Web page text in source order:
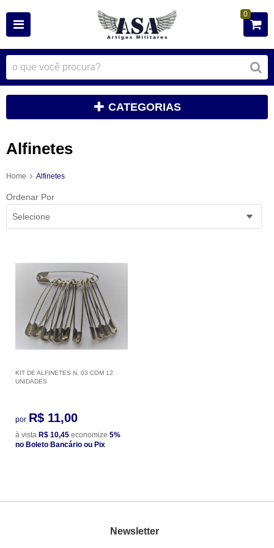
0
CATEGORIAS
Alfinetes
Home Alfinetes
Ordenar Por
Selecione
KIT DE ALFINETES N. 03 COM 12
UNIDADES
por R$ 11,00
à vista R$ 10,45 economize 5%
no Boleto Bancário ou Pix
Newsletter